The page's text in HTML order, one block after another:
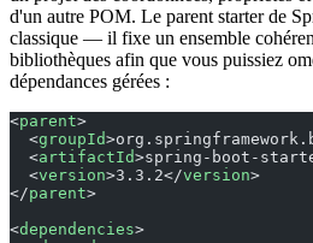
d'un autre POM. Le parent starter de
classique — il fixe un ensemble
bibliothèques afin que vous puissiez
dépendances gérées :
<parent>
  <
groupId
  <
artifactId>spring-boot-
  <
version>3.3.2</version>
</parent>
<dependencies>